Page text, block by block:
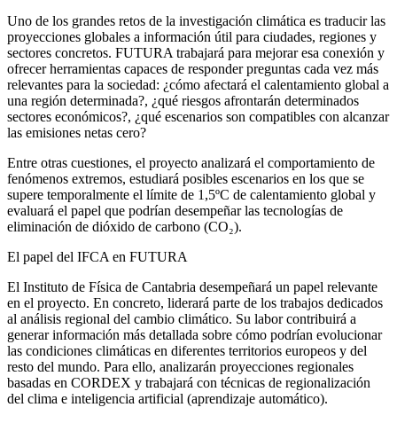
Uno de los grandes retos de la investigación climática es traducir las
proyecciones globales a información útil para ciudades, regiones y
sectores concretos. FUTURA trabajará para mejorar esa conexión y
ofrecer herramientas capaces de responder preguntas cada vez más
relevantes para la sociedad: ¿cómo afectará el calentamiento global a
una región determinada?, ¿qué riesgos afrontarán determinados
sectores económicos?, ¿qué escenarios son compatibles con alcanzar
las emisiones netas cero?
Entre otras cuestiones, el proyecto analizará el comportamiento de
fenómenos extremos, estudiará posibles escenarios en los que se
supere temporalmente el límite de 1,5ºC de calentamiento global y
evaluará el papel que podrían desempeñar las tecnologías de
eliminación de dióxido de carbono (CO₂).
El papel del IFCA en FUTURA
El Instituto de Física de Cantabria desempeñará un papel relevante
en el proyecto. En concreto, liderará parte de los trabajos dedicados
al análisis regional del cambio climático. Su labor contribuirá a
generar información más detallada sobre cómo podrían evolucionar
las condiciones climáticas en diferentes territorios europeos y del
resto del mundo. Para ello, analizarán proyecciones regionales
basadas en CORDEX y trabajará con técnicas de regionalización
del clima e inteligencia artificial (aprendizaje automático).